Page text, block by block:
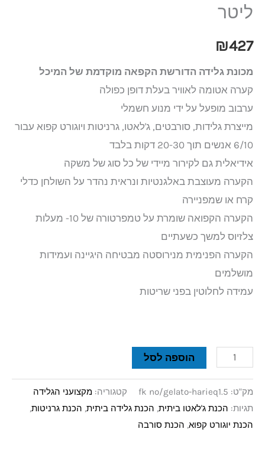
ליטר
₪427
מכונת גלידה הדורשת הקפאה מוקדמת של המיכל
קערה אטומה לאוויר בעלת דופן כפולה
ערבוב מופעל על ידי מנוע חשמלי
מייצרת גלידות, סורבטים, ג'לאטו, גרניטות ויוגורט קפוא עבור
6/10 אנשים תוך 20-30 דקות בלבד
אידיאלית גם לקירור מיידי של כל סוג של משקה
הקערה מעוצבת באלגנטיות ונראית נהדר על השולחן כדלי
קרח או שמפניירה
הקערה הקפואה שומרת על טמפרטורה של 10- מעלות
צלזיוס למשך כשעתיים
הקערה הפנימית מנירוסטה מבטיחה היגיינה ועמידות
מושלמים
עמידה לחלוטין בפני שריטות
הוספה לסל
מק"ט: fk no/gelato-harieq1.5 קטגוריה: מקצועני הגלידה
תגיות: הכנת ג'לאטו ביתית, הכנת גלידה ביתית, הכנת גרניטות,
הכנת יוגורט קפוא, הכנת סורבה